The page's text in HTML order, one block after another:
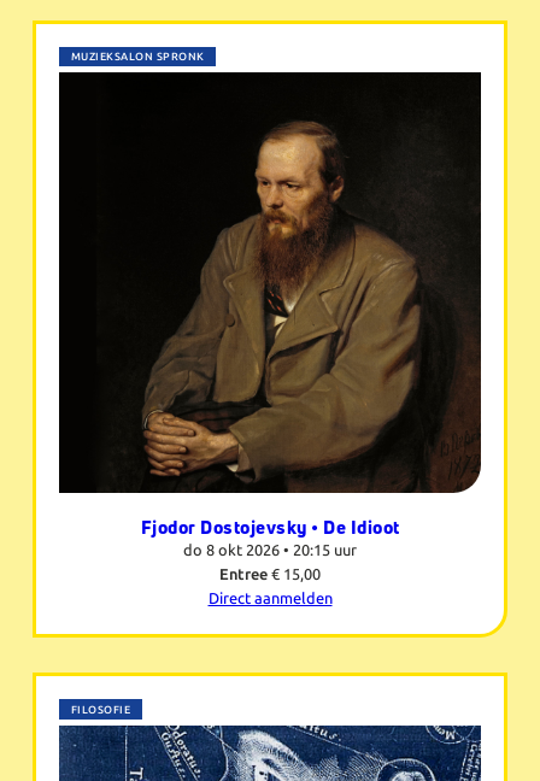
MUZIEKSALON SPRONK
Fjodor Dostojevsky • De Idioot
do 8 okt 2026 • 20:15 uur
Entree € 15,00
Direct aanmelden
FILOSOFIE